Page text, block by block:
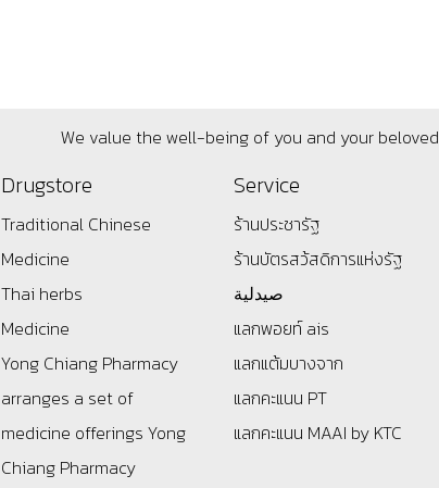
We value the well-being of you and your beloved
Drugstore
Traditional Chinese
Medicine
Thai herbs
Medicine
Yong Chiang Pharmacy
arranges a set of
medicine offerings Yong
Chiang Pharmacy
Service
ร้านประชารัฐ
ร้านบัตรสว้สดิการแห่งรัฐ
صيدلية
แลกพอยท์ ais
แลกแต้มบางจาก
แลกคะแนน PT
แลกคะแนน MAAI by KTC